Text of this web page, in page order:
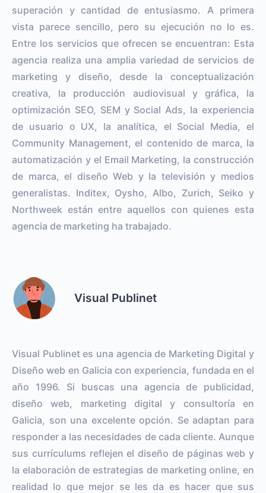
superación y cantidad de entusiasmo. A primera
vista parece sencillo, pero su ejecución no lo es.
Entre los servicios que ofrecen se encuentran: Esta
agencia realiza una amplia variedad de servicios de
marketing y diseño, desde la conceptualización
creativa, la producción audiovisual y gráfica, la
optimización SEO, SEM y Social Ads, la experiencia
de usuario o UX, la analítica, el Social Media, el
Community Management, el contenido de marca, la
automatización y el Email Marketing, la construcción
de marca, el diseño Web y la televisión y medios
generalistas. Inditex, Oysho, Albo, Zurich, Seiko y
Northweek están entre aquellos con quienes esta
agencia de marketing ha trabajado.
Visual Publinet
Visual Publinet es una agencia de Marketing Digital y
Diseño web en Galicia con experiencia, fundada en el
año 1996. Si buscas una agencia de publicidad,
diseño web, marketing digital y consultoría en
Galicia, son una excelente opción. Se adaptan para
responder a las necesidades de cada cliente. Aunque
sus currículums reflejen el diseño de páginas web y
la elaboración de estrategias de marketing online, en
realidad lo que mejor se les da es hacer que sus